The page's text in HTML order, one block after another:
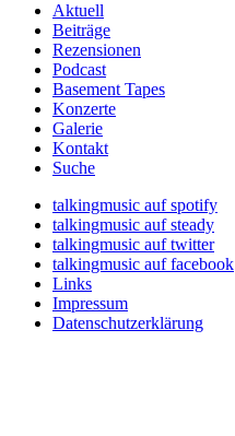
Aktuell
Beiträge
Rezensionen
Podcast
Basement Tapes
Konzerte
Galerie
Kontakt
Suche
talkingmusic auf spotify
talkingmusic auf steady
talkingmusic auf twitter
talkingmusic auf facebook
Links
Impressum
Datenschutzerklärung